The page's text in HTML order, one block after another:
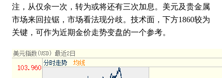
注，从仅余一次，转为或将还有三次加息。美元及贵金属
市场来回拉锯，市场看法现分歧。技术面，下方1860较为
关键，可作为近期金价走势变盘的一个参考。